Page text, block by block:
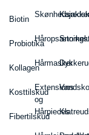
Biotin
Probiotika
Kollagen
Kosttilskud
Fibertilskud
Hårmasker
Extensions
og
Hårpieces
Vandsko